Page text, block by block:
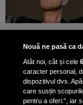
Nouă ne pasă ca
Atât noi, cât și cele
caracter personal,
dispozitivul dvs.
care susțin
pentru a oferi:”, iar